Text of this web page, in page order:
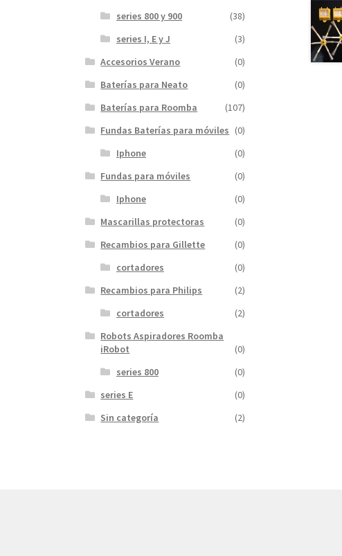
series 800 y 900
(38)
series I, E y J
(3)
Accesorios Verano
(0)
Baterías para Neato
(0)
Baterías para Roomba
(107)
Fundas Baterías para móviles (0)
Iphone
(0)
Fundas para móviles
(0)
Iphone
(0)
Mascarillas protectoras
(0)
Recambios para Gillette
(0)
cortadores
(0)
Recambios para Philips
(2)
cortadores
(2)
Robots Aspiradores Roomba
iRobot
(0)
series 800
(0)
series E
(0)
Sin categoría
(2)